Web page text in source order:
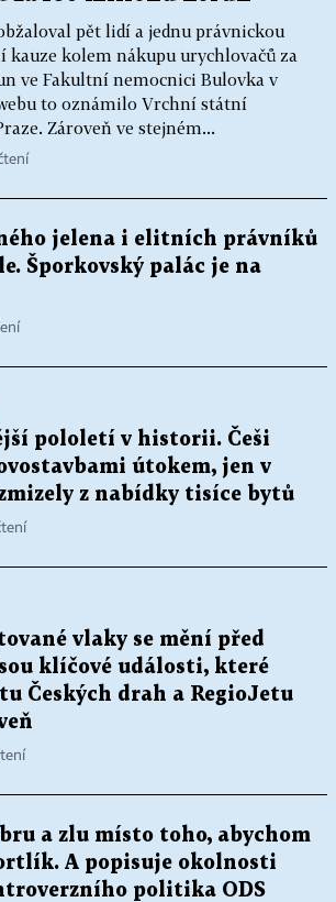
pět lidí a jednu právnickou
kauze kolem nákupu urychlovačů za
ve Fakultní nemocnici Bulovka v
to oznámilo Vrchní státní
Zároveň ve stejném...
jelena i elitních právníků
Šporkovský palác je na
pololetí v historii. Češi
útokem, jen v
z nabídky tisíce bytů
vlaky se mění před
klíčové události, které
Českých drah a RegioJetu
a zlu místo toho, abychom
A popisuje okolnosti
politika ODS